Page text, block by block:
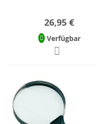
26,95 €
Verfügbar